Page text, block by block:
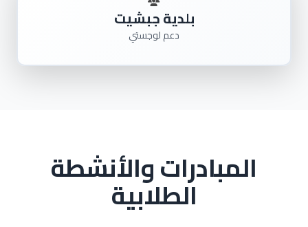
بلدية جبشيت
دعم لوجستي
المبادرات والأنشطة
الطلابية